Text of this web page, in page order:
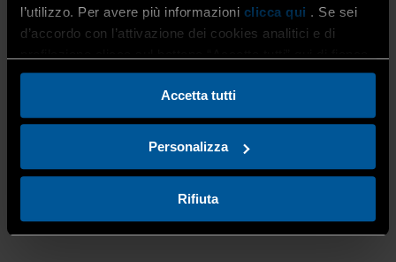
l’utilizzo. Per avere più informazioni clicca qui . Se sei
d’accordo con l’attivazione dei cookies analitici e di
Accetta tutti
Personalizza
Rifiuta
23 Gennaio 2023 Attualità,Autotrasporto merci conto
terzi,Trasporto ,Tutti i mestieri
Si trasmette l’avviso emesso dal Dipartimento della
Protezione Civile, relativo a condizioni meteorologiche
avverse previste nelle aree specificate. Dalle prime ore di
lunedì 23 gennaio 2023, e per le […]